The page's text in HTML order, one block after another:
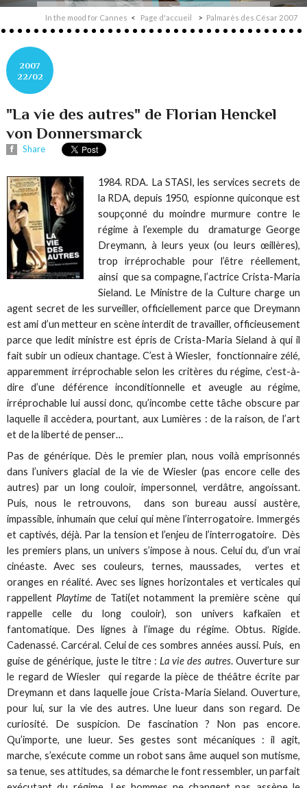
In the mood for Cannes Page d'accueil Palmarès des César 2007
2007
22/02
"La vie des autres" de Florian Henckel
von Donnersmarck
Share
1984. RDA. La STASI, les services secrets de
la RDA, depuis 1950, espionne quiconque est
soupçonné du moindre murmure contre le
régime à l’exemple du dramaturge George
Dreymann, à leurs yeux (ou leurs œillères),
trop irréprochable pour l’être réellement,
ainsi que sa compagne, l’actrice Crista-Maria
Sieland. Le Ministre de la Culture charge un
agent secret de les surveiller, officiellement parce que Dreymann
est ami d’un metteur en scène interdit de travailler, officieusement
parce que ledit ministre est épris de Crista-Maria Sieland à qui il
fait subir un odieux chantage. C’est à Wiesler, fonctionnaire zélé,
apparemment irréprochable selon les critères du régime, c’est-à-
dire d’une déférence inconditionnelle et aveugle au régime,
irréprochable lui aussi donc, qu’incombe cette tâche obscure par
laquelle il accèdera, pourtant, aux Lumières : de la raison, de l’art
et de la liberté de penser…
Pas de générique. Dès le premier plan, nous voilà emprisonnés
dans l’univers glacial de la vie de Wiesler (pas encore celle des
autres) par un long couloir, impersonnel, verdâtre, angoissant.
Puis, nous le retrouvons, dans son bureau aussi austère,
impassible, inhumain que celui qui mène l’interrogatoire. Immergés
et captivés, déjà. Par la tension et l’enjeu de l’interrogatoire. Dès
les premiers plans, un univers s’impose à nous. Celui du, d’un vrai
cinéaste. Avec ses couleurs, ternes, maussades, vertes et
oranges en réalité. Avec ses lignes horizontales et verticales qui
rappellent Playtimede Tati(et notamment la première scène qui
rappelle celle du long couloir), son univers kafkaïen et
fantomatique. Des lignes à l’image du régime. Obtus. Rigide.
Cadenassé. Carcéral. Celui de ces sombres années aussi. Puis, en
guise de générique, juste le titre :La vie des autres. Ouverture sur
le regard de Wiesler qui regarde la pièce de théâtre écrite par
Dreymann et dans laquelle joue Crista-Maria Sieland. Ouverture,
pour lui, sur la vie des autres. Une lueur dans son regard. De
curiosité. De suspicion. De fascination ? Non pas encore.
Qu’importe, une lueur. Ses gestes sont mécaniques : il agit,
marche, s’exécute comme un robot sans âme auquel son mutisme,
sa tenue, ses attitudes, sa démarche le font ressembler, un parfait